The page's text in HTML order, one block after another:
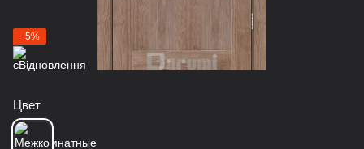
−5%
Цвет